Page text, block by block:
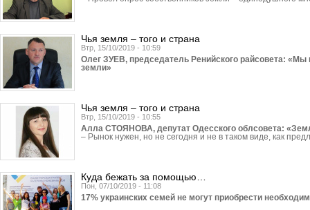
Чья земля – того и страна
Втр, 15/10/2019 - 10:59
Олег ЗУЕВ, председатель Ренийского райсовета: «Мы
земли»
Чья земля – того и страна
Втр, 15/10/2019 - 10:55
Алла СТОЯНОВА, депутат Одесского облсовета:
– Рынок нужен, но не сегодня и не в таком виде, как
Куда бежать за помощью…
Пон, 07/10/2019 - 11:08
17% украинских семей не могут приобрести